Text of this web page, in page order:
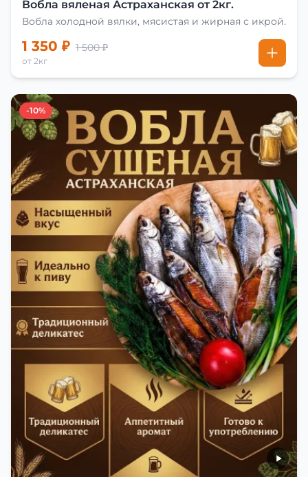
Вобла вяленая Астраханская от 2кг.
Вобла холодной вялки, мясистая и жирная с икрой.
1 350 ₽ 1 500 ₽
от 2кг
-10%